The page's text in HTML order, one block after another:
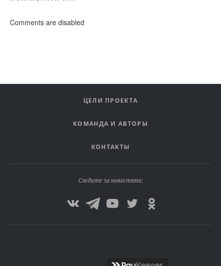
Comments are disabled
ЦЕЛИ ПРОЕКТА
КОМАНДА И АВТОРЫ
КОНТАКТЫ
Следите за новостями: